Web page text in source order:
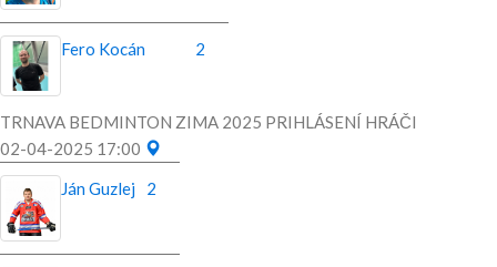
Fero Kocán 2
TRNAVA BEDMINTON ZIMA 2025 PRIHLÁSENÍ HRÁČI
02-04-2025 17:00
Ján Guzlej
2